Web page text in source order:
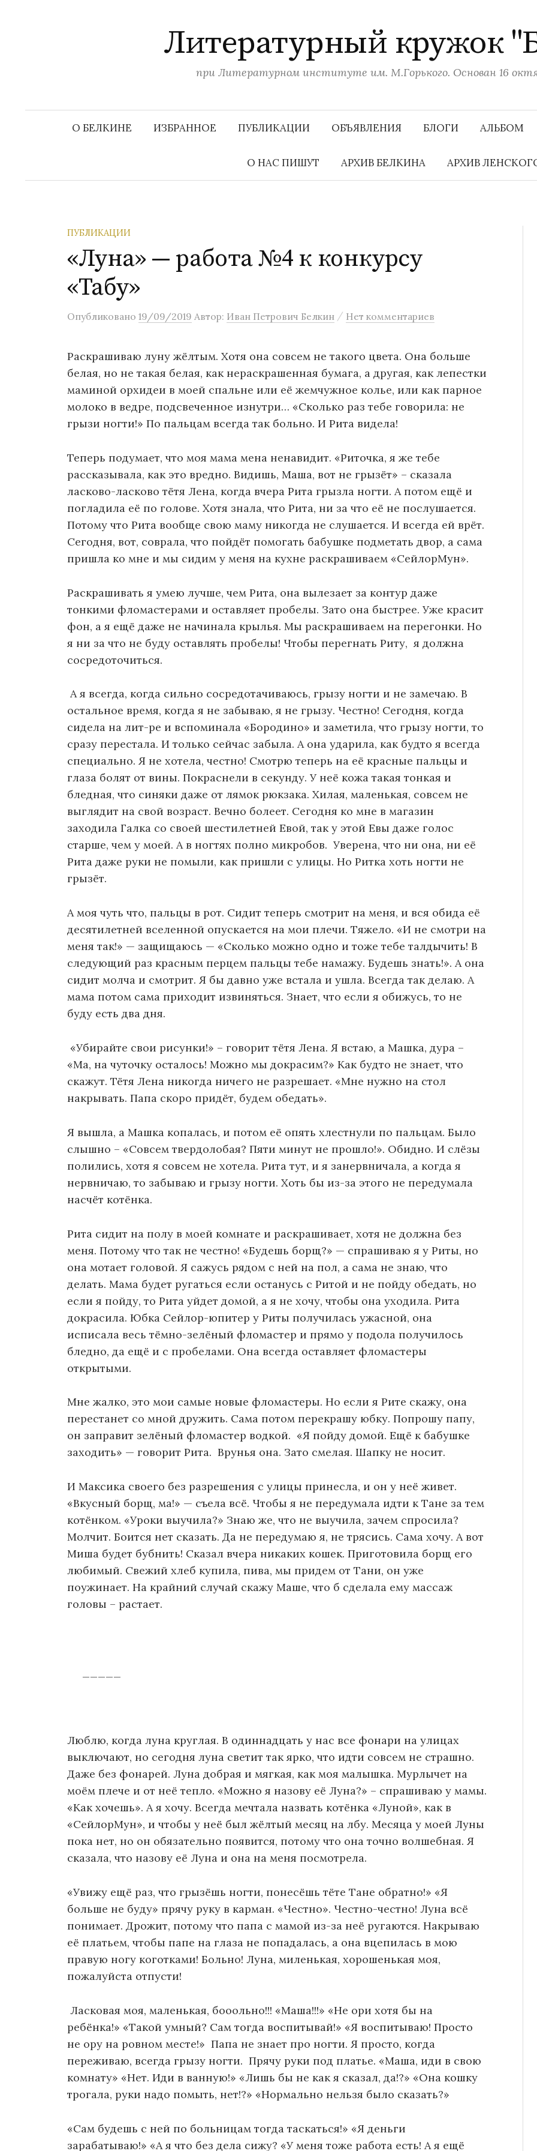
и
Литературный кружок
при Литературном институте им. М.Горького. Основан 16
О БЕЛКИНЕ ИЗБРАННОЕ ПУБЛИКАЦИИ ОБЪЯВЛЕНИЯ БЛОГИ АЛЬБОМ
О НАС ПИШУТ АРХИВ БЕЛКИНА АРХИВ
ПУБЛИКАЦИИ
«Луна» — работа №4 к конкурсу
«Табу»
Опубликовано 19/09/2019 Автор: Иван Петрович Белкин / Нет комментариев
Раскрашиваю луну жёлтым. Хотя она совсем не такого цвета. Она больше
белая, но не такая белая, как нераскрашенная бумага, а другая, как лепестки
маминой орхидеи в моей спальне или её жемчужное колье, или как парное
молоко в ведре, подсвеченное изнутри… «Сколько раз тебе говорила: не
грызи ногти!» По пальцам всегда так больно. И Рита видела!
Теперь подумает, что моя мама мена ненавидит. «Риточка, я же тебе
рассказывала, как это вредно. Видишь, Маша, вот не грызёт» – сказала
ласково-ласково тётя Лена, когда вчера Рита грызла ногти. А потом ещё и
погладила её по голове. Хотя знала, что Рита, ни за что её не послушается.
Потому что Рита вообще свою маму никогда не слушается. И всегда ей врёт.
Сегодня, вот, соврала, что пойдёт помогать бабушке подметать двор, а сама
пришла ко мне и мы сидим у меня на кухне раскрашиваем «СейлорМун».
Раскрашивать я умею лучше, чем Рита, она вылезает за контур даже
тонкими фломастерами и оставляет пробелы. Зато она быстрее. Уже красит
фон, а я ещё даже не начинала крылья. Мы раскрашиваем на перегонки. Но
я ни за что не буду оставлять пробелы! Чтобы перегнать Риту, я должна
сосредоточиться.
А я всегда, когда сильно сосредотачиваюсь, грызу ногти и не замечаю. В
остальное время, когда я не забываю, я не грызу. Честно! Сегодня, когда
сидела на лит-ре и вспоминала «Бородино» и заметила, что грызу ногти, то
сразу перестала. И только сейчас забыла. А она ударила, как будто я всегда
специально. Я не хотела, честно! Смотрю теперь на её красные пальцы и
глаза болят от вины. Покраснели в секунду. У неё кожа такая тонкая и
бледная, что синяки даже от лямок рюкзака. Хилая, маленькая, совсем не
выглядит на свой возраст. Вечно болеет. Сегодня ко мне в магазин
заходила Галка со своей шестилетней Евой, так у этой Евы даже голос
старше, чем у моей. А в ногтях полно микробов. Уверена, что ни она, ни её
Рита даже руки не помыли, как пришли с улицы. Но Ритка хоть ногти не
грызёт.
А моя чуть что, пальцы в рот. Сидит теперь смотрит на меня, и вся обида её
десятилетней вселенной опускается на мои плечи. Тяжело. «И не смотри на
меня так!» — защищаюсь — «Сколько можно одно и тоже тебе талдычить! В
следующий раз красным перцем пальцы тебе намажу. Будешь знать!». А она
сидит молча и смотрит. Я бы давно уже встала и ушла. Всегда так делаю. А
мама потом сама приходит извиняться. Знает, что если я обижусь, то не
буду есть два дня.
«Убирайте свои рисунки!» – говорит тётя Лена. Я встаю, а Машка, дура –
«Ма, на чуточку осталось! Можно мы докрасим?» Как будто не знает, что
скажут. Тётя Лена никогда ничего не разрешает. «Мне нужно на стол
накрывать. Папа скоро придёт, будем обедать».
Я вышла, а Машка копалась, и потом её опять хлестнули по пальцам. Было
слышно – «Совсем твердолобая? Пяти минут не прошло!». Обидно. И слёзы
полились, хотя я совсем не хотела. Рита тут, и я занервничала, а когда я
нервничаю, то забываю и грызу ногти. Хоть бы из-за этого не передумала
насчёт котёнка.
Рита сидит на полу в моей комнате и раскрашивает, хотя не должна без
меня. Потому что так не честно! «Будешь борщ?» — спрашиваю я у Риты, но
она мотает головой. Я сажусь рядом с ней на пол, а сама не знаю, что
делать. Мама будет ругаться если останусь с Ритой и не пойду обедать, но
если я пойду, то Рита уйдет домой, а я не хочу, чтобы она уходила. Рита
докрасила. Юбка Сейлор-юпитер у Риты получилась ужасной, она
исписала весь тёмно-зелёный фломастер и прямо у подола получилось
бледно, да ещё и с пробелами. Она всегда оставляет фломастеры
открытыми.
Мне жалко, это мои самые новые фломастеры. Но если я Рите скажу, она
перестанет со мной дружить. Сама потом перекрашу юбку. Попрошу папу,
он заправит зелёный фломастер водкой. «Я пойду домой. Ещё к бабушке
заходить» — говорит Рита. Врунья она. Зато смелая. Шапку не носит.
И Максика своего без разрешения с улицы принесла, и он у неё живет.
«Вкусный борщ, ма!» — съела всё. Чтобы я не передумала идти к Тане за тем
котёнком. «Уроки выучила?» Знаю же, что не выучила, зачем спросила?
Молчит. Боится нет сказать. Да не передумаю я, не трясись. Сама хочу. А вот
Миша будет бубнить! Сказал вчера никаких кошек. Приготовила борщ его
любимый. Свежий хлеб купила, пива, мы придем от Тани, он уже
поужинает. На крайний случай скажу Маше, что б сделала ему массаж
головы – растает.
Люблю, когда луна круглая. В одиннадцать у нас все фонари на улицах
выключают, но сегодня луна светит так ярко, что идти совсем не страшно.
Даже без фонарей. Луна добрая и мягкая, как моя малышка. Мурлычет на
моём плече и от неё тепло. «Можно я назову её Луна?» – спрашиваю у мамы.
«Как хочешь». А я хочу. Всегда мечтала назвать котёнка «Луной», как в
«СейлорМун», и чтобы у неё был жёлтый месяц на лбу. Месяца у моей Луны
пока нет, но он обязательно появится, потому что она точно волшебная. Я
сказала, что назову её Луна и она на меня посмотрела.
«Увижу ещё раз, что грызёшь ногти, понесёшь тёте Тане обратно!» «Я
больше не буду» прячу руку в карман. «Честно». Честно-честно! Луна всё
понимает. Дрожит, потому что папа с мамой из-за неё ругаются. Накрываю
её платьем, чтобы папе на глаза не попадалась, а она вцепилась в мою
правую ногу коготками! Больно! Луна, миленькая, хорошенькая моя,
пожалуйста отпусти!
Ласковая моя, маленькая, бооольно!!! «Маша!!!» «Не ори хотя бы на
ребёнка!» «Такой умный? Сам тогда воспитывай!» «Я воспитываю! Просто
не ору на ровном месте!» Папа не знает про ногти. Я просто, когда
переживаю, всегда грызу ногти. Прячу руки под платье. «Маша, иди в свою
комнату» «Нет. Иди в ванную!» «Лишь бы не как я сказал, да!?» «Она кошку
трогала, руки надо помыть, нет!?» «Нормально нельзя было сказать?»
«Сам будешь с ней по больницам тогда таскаться!» «Я деньги
зарабатываю!» «А я что без дела сижу? «У меня тоже работа есть! А я ещё